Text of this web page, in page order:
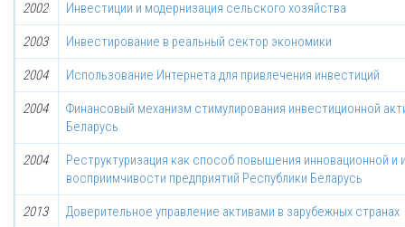
2002 Инвестиции и модернизация сельского хозяйства
2003 Инвестирование в реальный сектор экономики
2004 Использование Интернета для привлечения инвестиций
2004
Финансовый механизм стимулирования инвестиционной
Беларусь
2004
Реструктуризация как способ повышения инновационной и
восприимчивости предприятий Республики Беларусь
2013 Доверительное управление активами в зарубежных странах